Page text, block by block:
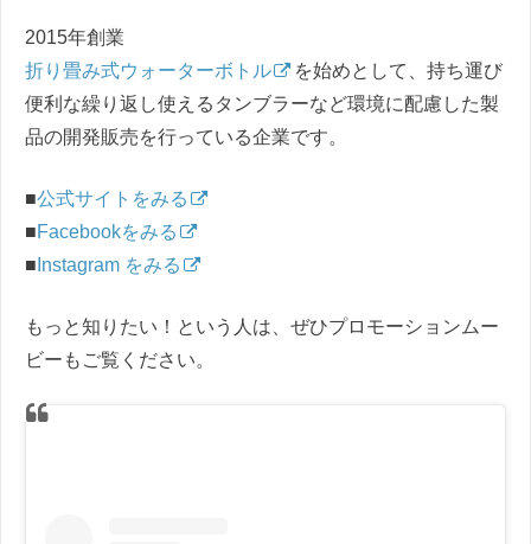
2015年創業
折り畳み式ウォーターボトル
を始めとして、持ち運び
便利な繰り返し使えるタンブラーなど環境に配慮した製
品の開発販売を行っている企業です。
■公式サイトをみる
■Facebookをみる
■ Instagram をみる
もっと知りたい！という人は、ぜひプロモーションムー
ビーもご覧ください。